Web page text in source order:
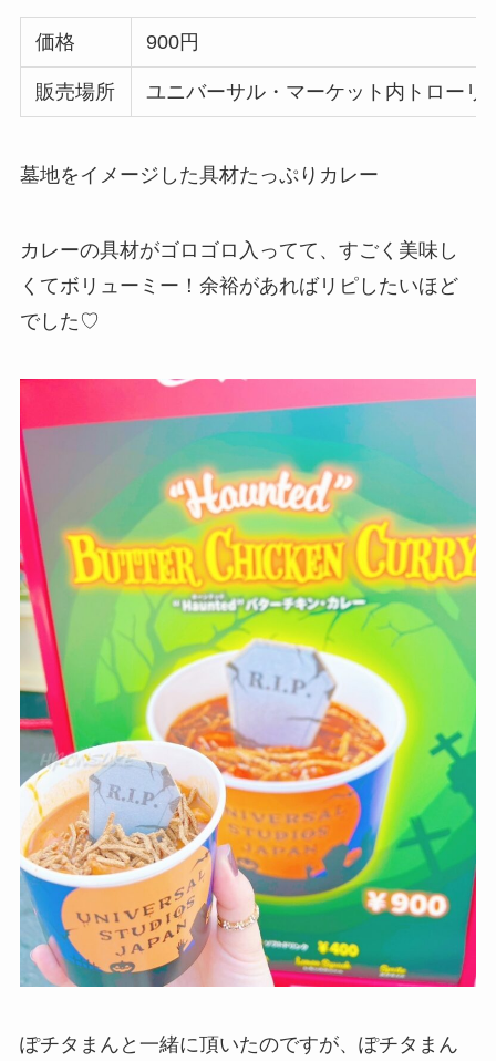
価格 900円
販売場所 ユニバーサル・マーケット内トロー
墓地をイメージした具材たっぷりカレー
カレーの具材がゴロゴロ入ってて、すごく美味し
くてボリューミー！余裕があればリピしたいほど
でした♡
ぽチタまんと一緒に頂いたのですが、ぽチタまん